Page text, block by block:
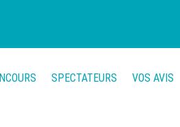
SPECTATEURS VOS AVIS